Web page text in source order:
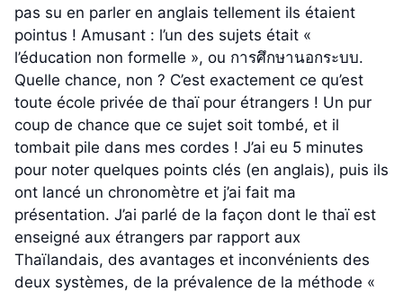
pas su en parler en anglais tellement ils étaient
pointus ! Amusant : l’un des sujets était «
l’éducation non formelle », ou การศึกษานอกระบบ.
Quelle chance, non ? C’est exactement ce qu’est
toute école privée de thaï pour étrangers ! Un pur
coup de chance que ce sujet soit tombé, et il
tombait pile dans mes cordes ! J’ai eu 5 minutes
pour noter quelques points clés (en anglais), puis ils
ont lancé un chronomètre et j’ai fait ma
présentation. J’ai parlé de la façon dont le thaï est
enseigné aux étrangers par rapport aux
Thaïlandais, des avantages et inconvénients des
deux systèmes, de la prévalence de la méthode «